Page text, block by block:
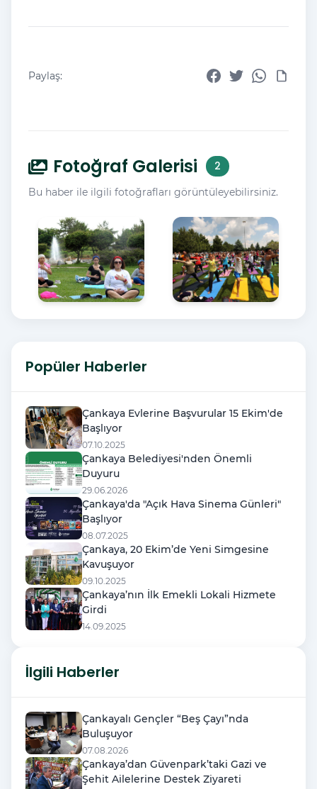
Paylaş:
Fotoğraf Galerisi 2
Bu haber ile ilgili fotoğrafları görüntüleyebilirsiniz.
Popüler Haberler
Çankaya Evlerine Başvurular 15 Ekim'de
Başlıyor
07.10.2025
Çankaya Belediyesi'nden Önemli
Duyuru
29.06.2026
Çankaya'da "Açık Hava Sinema Günleri"
Başlıyor
08.07.2025
Çankaya, 20 Ekim’de Yeni Simgesine
Kavuşuyor
09.10.2025
Çankaya’nın İlk Emekli Lokali Hizmete
Girdi
14.09.2025
İlgili Haberler
Çankayalı Gençler “Beş Çayı”nda
Buluşuyor
07.08.2026
Çankaya’dan Güvenpark’taki Gazi ve
Şehit Ailelerine Destek Ziyareti